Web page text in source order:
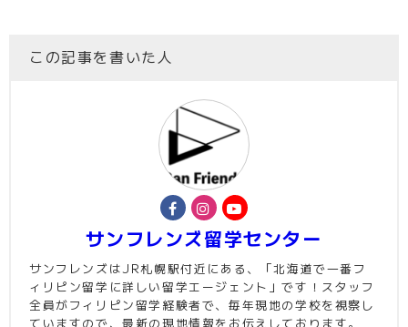
この記事を書いた人
サンフレンズ留学センター
サンフレンズはJR札幌駅付近にある、「北海道で一番フ
ィリピン留学に詳しい留学エージェント」です！スタッフ
全員がフィリピン留学経験者で、毎年現地の学校を視察し
ていますので、最新の現地情報をお伝えしております。